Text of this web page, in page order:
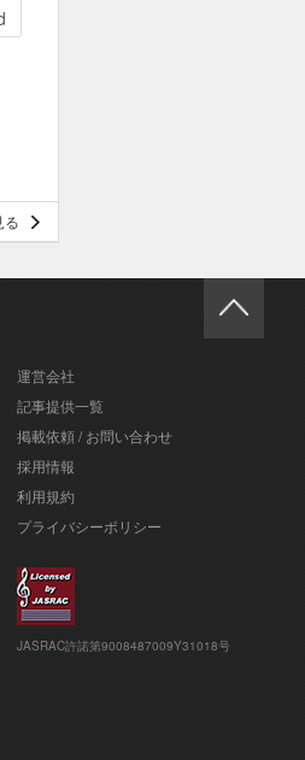
る
運営会社
記事提供一覧
掲載依頼 / お問い合わせ
採用情報
利用規約
プライバシーポリシー
JASRAC許諾第9008487009Y31018号